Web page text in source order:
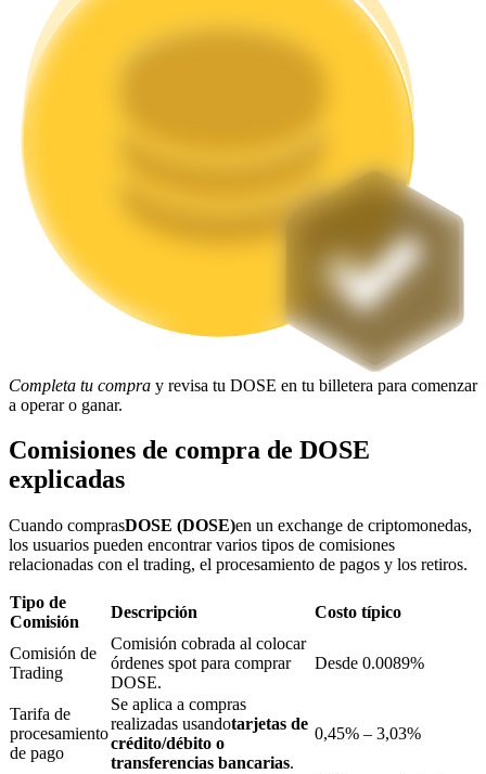
Launchpool
Participación flexible para ganar tokens populares
Bloqueos BTR
Inversiones exclusivas para titulares de BTR
Completa tu compra y revisa tu DOSE en tu billetera para comenzar
a operar o ganar.
Comisiones de compra de DOSE
explicadas
Cuando comprasDOSE (DOSE)en un exchange de criptomonedas,
los usuarios pueden encontrar varios tipos de comisiones
relacionadas con el trading, el procesamiento de pagos y los retiros.
Tipo de
Comisión
Descripción Costo típico
Comisión de
Trading
Comisión cobrada al colocar
órdenes spot para comprar
DOSE.
Desde 0.0089%
Tarifa de
procesamiento
de pago
Se aplica a compras
realizadas usandotarjetas de
crédito/débito o
transferencias bancarias.
0,45% – 3,03%